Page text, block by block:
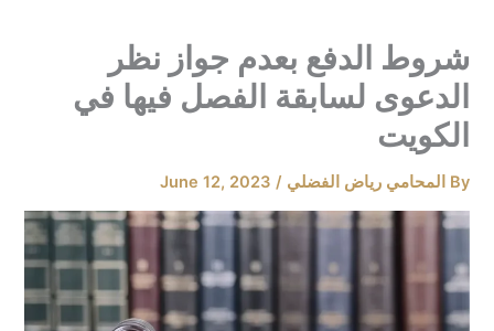
شروط الدفع بعدم جواز نظر
الدعوى لسابقة الفصل فيها في
الكويت
By المحامي رياض الفضلي /
June 12, 2023